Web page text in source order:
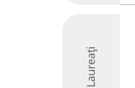
Laureați